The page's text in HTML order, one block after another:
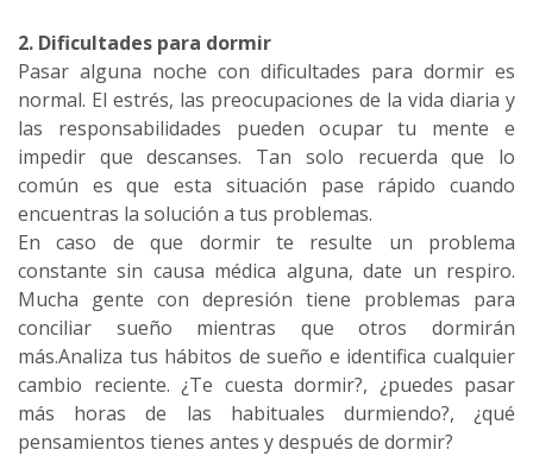
2. Dificultades para dormir
Pasar alguna noche con dificultades para dormir es
normal. El estrés, las preocupaciones de la vida diaria y
las responsabilidades pueden ocupar tu mente e
impedir que descanses. Tan solo recuerda que lo
común es que esta situación pase rápido cuando
encuentras la solución a tus problemas.
En caso de que dormir te resulte un problema
constante sin causa médica alguna, date un respiro.
Mucha gente con depresión tiene problemas para
conciliar sueño mientras que otros dormirán
más.Analiza tus hábitos de sueño e identifica cualquier
cambio reciente. ¿Te cuesta dormir?, ¿puedes pasar
más horas de las habituales durmiendo?, ¿qué
pensamientos tienes antes y después de dormir?